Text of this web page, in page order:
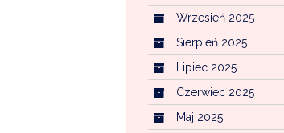
Wrzesień 2025
Sierpień 2025
Lipiec 2025
Czerwiec 2025
Maj 2025